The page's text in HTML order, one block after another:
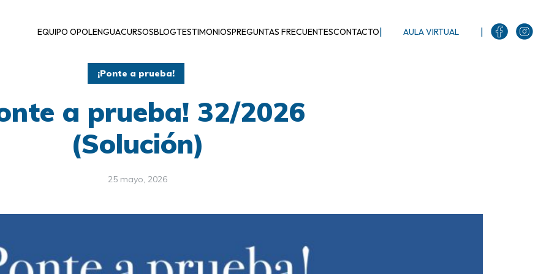
EQUIPO OPOLENGUACURSOSBLOGTESTIMONIOSPREGUNTAS FRECUENTESCONTACTO| AULA VIRTUAL |
¡Ponte a prueba!
a prueba! 32/2026
(Solución)
25 mayo, 2026